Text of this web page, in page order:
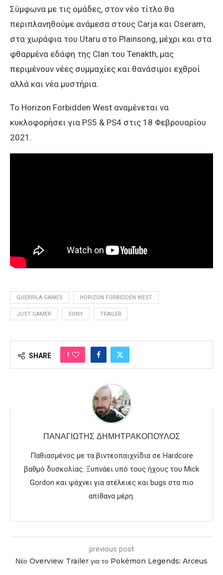
Σύμφωνα με τις ομάδες, στον νέο τίτλο θα
περιπλανηθούμε ανάμεσα στους Carja και Oseram,
στα χωράφια του Utaru στο Plainsong, μέχρι και στα
φθαρμένα εδάφη της Clan του Tenakth, μας
περιμένουν νέες συμμαχίες και θανάσιμοι εχθροί
αλλά και νέα μυστήρια.
Το Horizon Forbidden West αναμένεται να
κυκλοφορήσει για PS5 & PS4 στις 18 Φεβρουαρίου
2021.
GUERRILA GAMES HORIZON FORBIDDEN WEST
JUST GAMER SONY TRAILER
SHARE 1
ΠΑΝΑΓΙΏΤΗΣ ΔΗΜΗΤΡΑΚΌΠΟΥΛΟΣ
Παθιασμένος με τα βιντεοπαιχνίδια σε Hardcore
βαθμό δυσκολίας. Ξυπνάει υπό τους ήχους του Mick
Gordon και ψάχνει για ατέλειες και bugs στα πιο
απίθανα μέρη.
previous post
Νέο Overview Trailer για το Pokémon Legends: Arceus